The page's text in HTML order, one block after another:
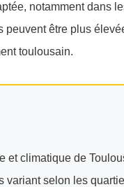
notamment dans
peuvent être plus
toulousain.
et climatique de
variant selon les